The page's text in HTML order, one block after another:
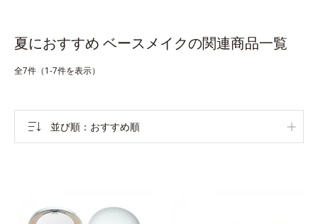
夏におすすめ ベースメイクの関連商品一覧
全7件（1-7件を表示）
並び順 おすすめ順